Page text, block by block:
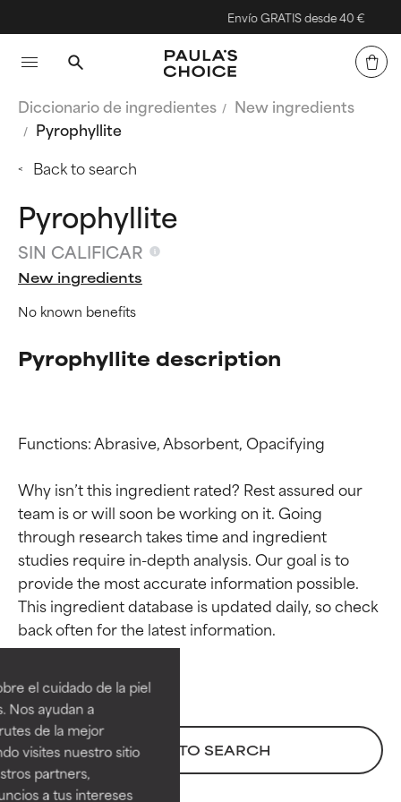
el cuidado de la piel
Nos ayudan a
de la mejor
visites nuestro sitio
partners,
a tus intereses
Envío GRATIS desde 40 €
Diccionario de ingredientes
New ingredients
Pyrophyllite
Back to search
Pyrophyllite
SIN CALIFICAR
New ingredients
No known benefits
Pyrophyllite description
Functions: Abrasive, Absorbent, Opacifying
Why isn’t this ingredient rated? Rest assured our
team is or will soon be working on it. Going
through research takes time and ingredient
studies require in-depth analysis. Our goal is to
provide the most accurate information possible.
This ingredient database is updated daily, so check
BACK TO SEARCH
Calificaciones de
ingredientes
EXCELENTE
Ingrediente sobresaliente con
beneficios reales para la piel. Su
Calificaciones de
ingredientes
EXCELENTE
Ingrediente sobresaliente con
beneficios reales para la piel. Su